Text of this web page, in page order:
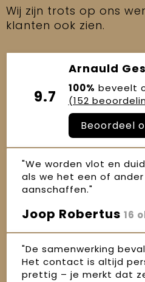
Wij zijn trots op ons
klanten ook zien.
9.7
Arnauld
100% beveelt
(152
Beoordeel
"We worden vlot en
als we het een of
aanschaffen."
Joop Robertus 16
"De samenwerking
Het contact is altijd
prettig – je merkt dat